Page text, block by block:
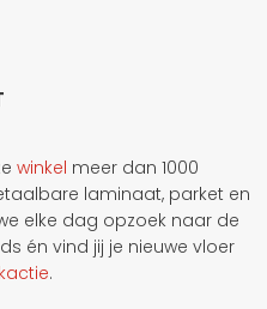
winkel meer dan 1000
laminaat, parket en
elke dag opzoek naar de
én vind jij je nieuwe vloer
.